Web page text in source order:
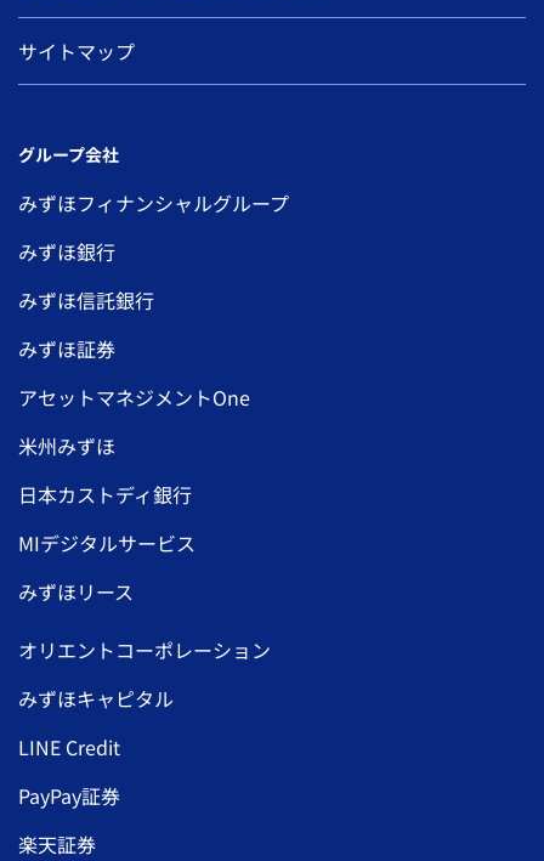
サイトマップ
グループ会社
みずほフィナンシャルグループ
みずほ銀行
みずほ信託銀行
みずほ証券
アセットマネジメントOne
米州みずほ
日本カストディ銀行
MIデジタルサービス
みずほリース
オリエントコーポレーション
みずほキャピタル
LINE Credit
PayPay証券
楽天証券